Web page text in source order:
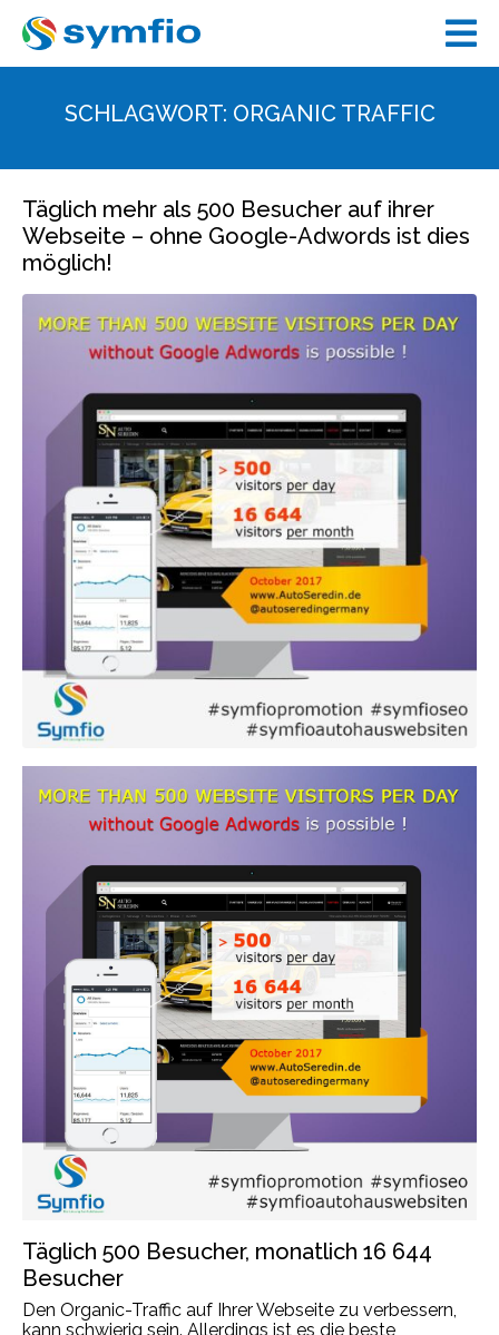
SCHLAGWORT: ORGANIC TRAFFIC
Täglich mehr als 500 Besucher auf ihrer
Webseite – ohne Google-Adwords ist dies
möglich!
Täglich 500 Besucher, monatlich 16 644
Besucher
Den Organic-Traffic auf Ihrer Webseite zu verbessern,
kann schwierig sein. Allerdings ist es die beste